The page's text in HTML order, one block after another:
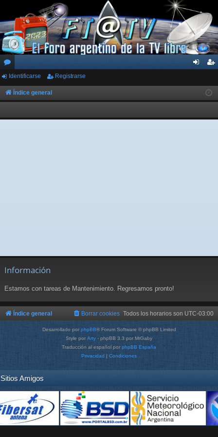
or
os
ar
ist
rs
Identificarse Registrarse
Índice general
Información
Estamos con tareas de Mantenimiento. Regresamos pronto!
Índice general Todos los horarios son UTC-03:00
Borrar cookies
Desarrollado por phpBB® Forum Software © phpBB Limited
Style por Arty - phpBB 3.3 por MrGaby
Traducción al español por phpBB España
Privacidad | Condiciones
Sitios Amigos